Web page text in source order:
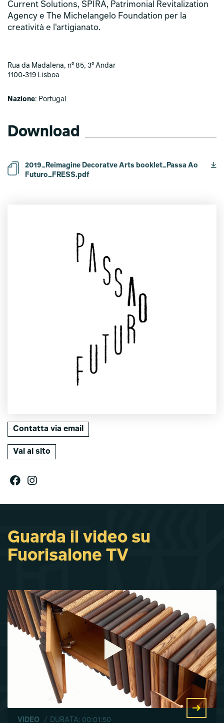
Current Solutions, SPIRA, Patrimonial Revitalization
Agency e The Michelangelo Foundation per la
creatività e l'artigianato.
Rua da Madalena, nº 85, 3º Andar
1100-319 Lisboa
Nazione: Portugal
Download
2019_Reimagine Decoratve Arts booklet_Passa Ao
Futuro_FRESS.pdf
Contatta via email
Vai al sito
Guarda il video su
Fuorisalone TV
VIDEO / DURATA: 00:01:50